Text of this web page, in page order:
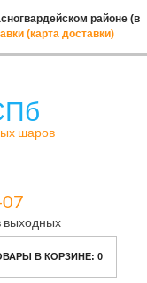
районе (в
(карта доставки)
шаров
выходных
В КОРЗИНЕ: 0